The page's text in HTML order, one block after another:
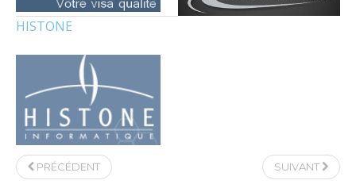
HISTONE
PRÉCÉDENT SUIVANT